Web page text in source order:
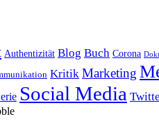
Authentizität Blog Buch Corona
Kritik Marketing
Social Media